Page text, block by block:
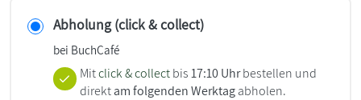
Abholung (click & collect)
bei BuchCafé
Mitclick & collect bis17:10 Uhrbestellen und
direktam folgenden Werktagabholen.